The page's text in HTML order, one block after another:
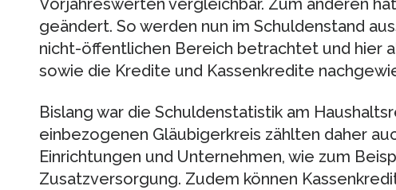
Vorjahreswerten vergleichbar. Zum anderen
geändert. So werden nun im Schuldenstand
nicht-öffentlichen Bereich betrachtet und hier
sowie die Kredite und Kassenkredite
Bislang war die Schuldenstatistik am
einbezogenen Gläubigerkreis zählten daher
Einrichtungen und Unternehmen, wie zum
Zusatzversorgung. Zudem können